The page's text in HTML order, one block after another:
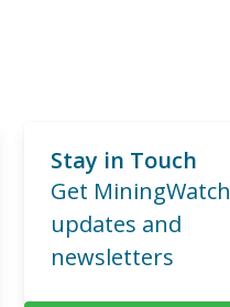
Stay in Touch
Get MiningWatch
updates and
newsletters